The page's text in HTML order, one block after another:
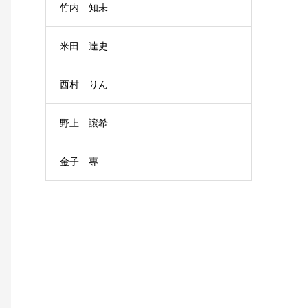
竹内 知未
米田 達史
西村 りん
野上 譲希
金子 專